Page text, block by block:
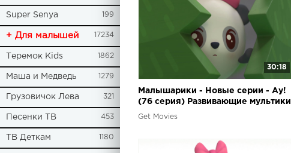
Super Senya 199
+ Для малышей 17234
Теремок Kids 1862
Маша и Медведь 1279
Грузовичок Лева 321
Песенки ТВ 453
ТВ Деткам 1180
30:18
Малышарики - Новые серии - Ау!
(76 серия) Развивающие мультики
для детей 0,1,2,3,4 лет
Get Movies